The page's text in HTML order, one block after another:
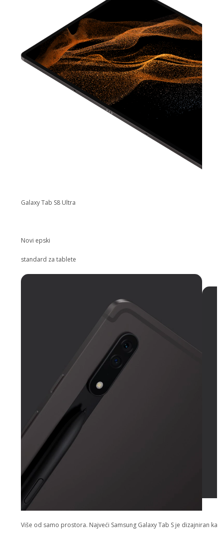
Galaxy Tab S8 Ultra
Novi epski
standard za tablete
Više od samo prostora. Najveći Samsung Galaxy Tab S je dizajniran